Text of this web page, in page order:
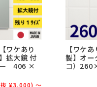
ワケあり
拡大鏡 付
ー 406 ×
¥3,000) ～
【ワケ
製】オ
コ）